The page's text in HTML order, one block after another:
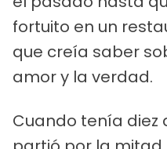
fortuito en un
que creía saber
amor y la verdad.
Cuando tenía diez